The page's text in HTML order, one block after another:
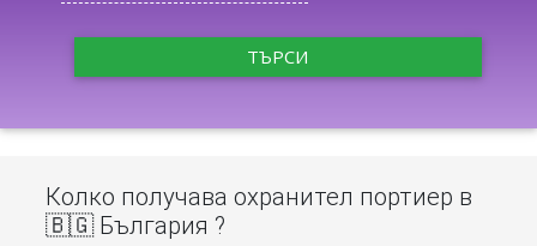
ТЪРСИ
Колко получава охранител портиер в
🇧🇬 България ?